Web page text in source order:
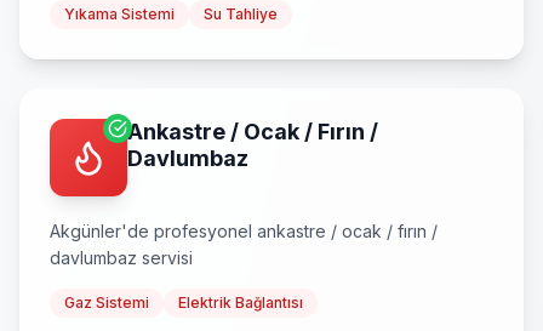
Yıkama Sistemi Su Tahliye
Ankastre / Ocak / Fırın /
Davlumbaz
Akgünler'de profesyonel ankastre / ocak / fırın /
davlumbaz servisi
Gaz Sistemi Elektrik Bağlantısı